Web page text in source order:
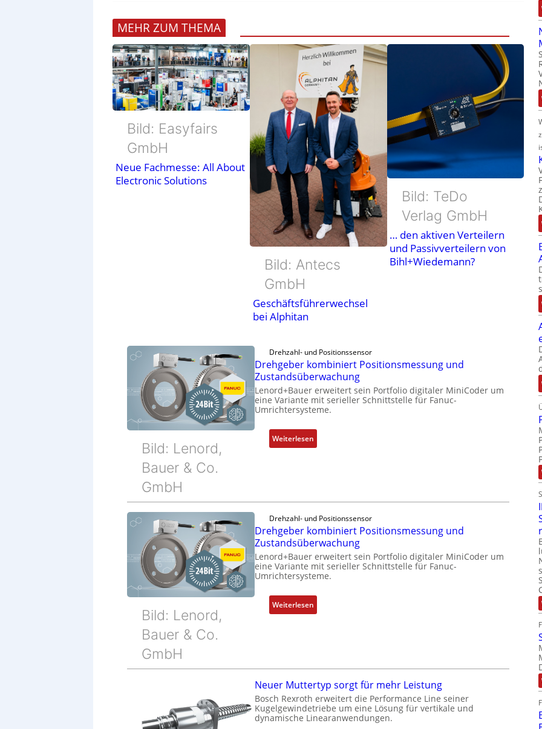
MEHR ZUM THEMA
Bild: Easyfairs
GmbH
Neue Fachmesse: All About
Electronic Solutions
Bild: Antecs
GmbH
Geschäftsführerwechsel
bei Alphitan
Bild: TeDo
Verlag GmbH
… den aktiven Verteilern
und Passivverteilern von
Bihl+Wiedemann?
Bild: Lenord,
Bauer & Co.
GmbH
Drehzahl- und Positionssensor
Drehgeber kombiniert Positionsmessung und
Zustandsüberwachung
Lenord+Bauer erweitert sein Portfolio digitaler MiniCoder um
eine Variante mit serieller Schnittstelle für Fanuc-
Umrichtersysteme.
Weiterlesen:
D
g
e
b
e
k
o
b
i
r
P
o
s
Bild: Lenord,
Bauer & Co.
GmbH
Drehzahl- und Positionssensor
Drehgeber kombiniert Positionsmessung und
Zustandsüberwachung
Lenord+Bauer erweitert sein Portfolio digitaler MiniCoder um
eine Variante mit serieller Schnittstelle für Fanuc-
Umrichtersysteme.
Weiterlesen:
D
g
e
r
Neuer Muttertyp sorgt für mehr Leistung
Bosch Rexroth erweitert die Performance Line seiner
Kugelgewindetriebe um eine Lösung für vertikale und
dynamische Linearanwendungen.